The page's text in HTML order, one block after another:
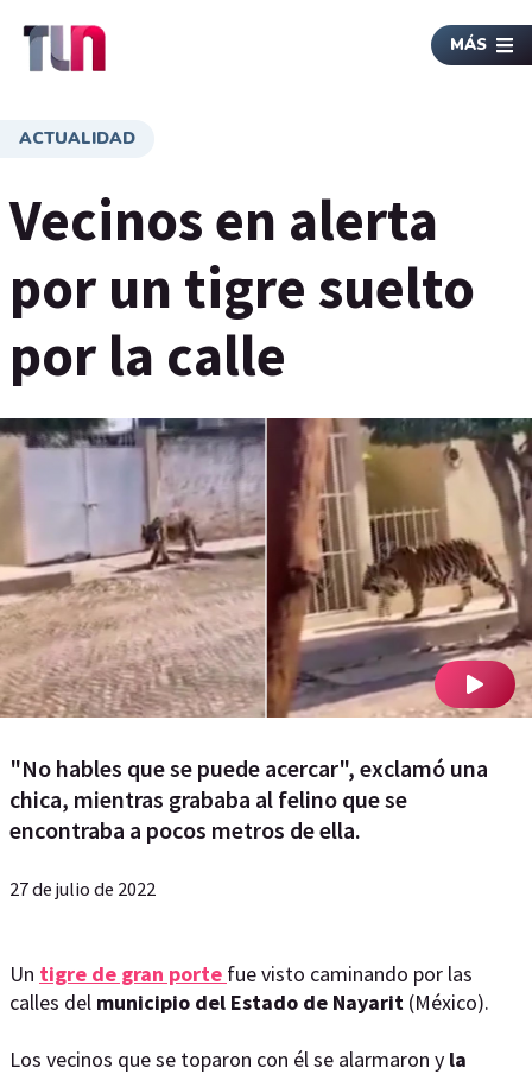
MÁS
ACTUALIDAD
Vecinos en alerta
por un tigre suelto
por la calle
"No hables que se puede acercar", exclamó una
chica, mientras grababa al felino que se
encontraba a pocos metros de ella.
27 de julio de 2022
Un tigre de gran porte fue visto caminando por las
calles del municipio del Estado de Nayarit (México).
Los vecinos que se toparon con él se alarmaron y la